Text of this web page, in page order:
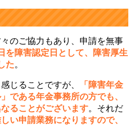
のご協力もあり、申請を無事
を障害認定日として、障害厚生
た。
じることですが、
「障害年金
である年金事務所の方でも、
ることがございます。それだ
い申請業務になりますので、